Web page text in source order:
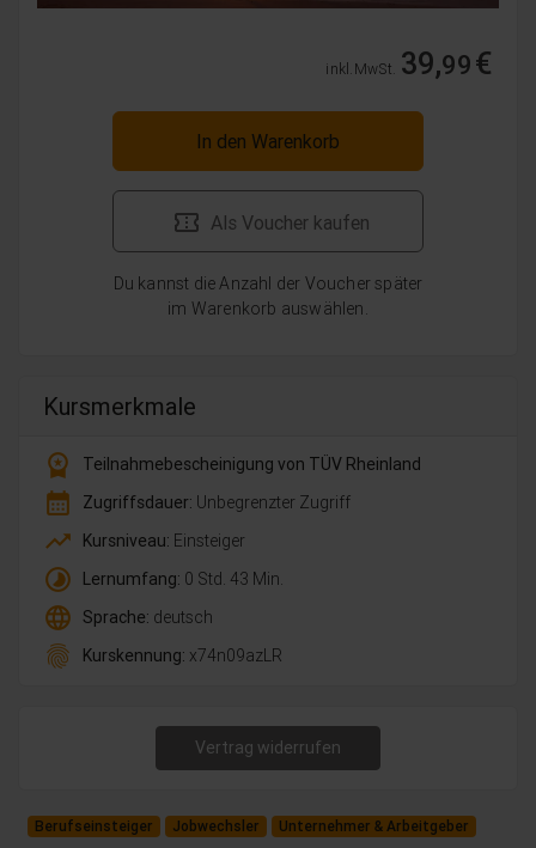
inkl. MwSt. 39,99€
In den Warenkorb
Als Voucher kaufen
Du kannst die Anzahl der Voucher später
im Warenkorb auswählen.
Kursmerkmale
workspace_premium
Teilnahmebescheinigung von TÜV Rheinland
calendar_month Zugriffsdauer: Unbegrenzter Zugriff
trending_up Kursniveau: Einsteiger
timelapse Lernumfang: 0 Std. 43 Min.
language Sprache: deutsch
fingerprint Kurskennung: x74n09azLR
Vertrag widerrufen
Berufseinsteiger Jobwechsler Unternehmer & Arbeitgeber